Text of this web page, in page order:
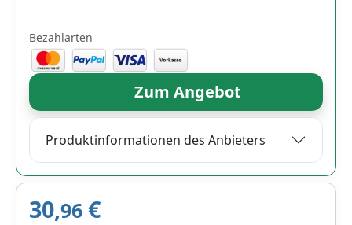
Bezahlarten
Zum Angebot
Produktinformationen des Anbieters
30,96 €